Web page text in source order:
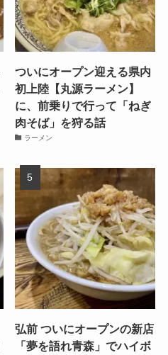
ついにオープン迎える県内
初上陸【丸源ラーメン】
に、前乗りで行って「ねぎ
肉そば」を狩る話
ラーメン
弘前 ついにオープンの新店
「夢を語れ青森」でハイボ